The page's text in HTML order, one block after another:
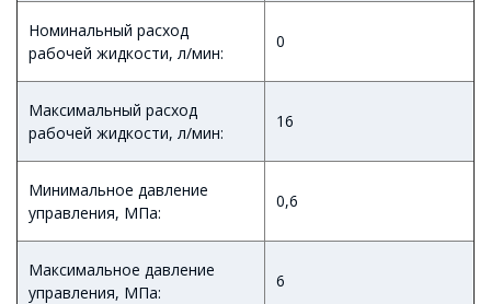
Номинальный расход
рабочей жидкости, л/мин:
0
Максимальный расход
рабочей жидкости, л/мин:
16
Минимальное давление
управления, МПа:
0,6
Максимальное давление
управления, МПа:
6